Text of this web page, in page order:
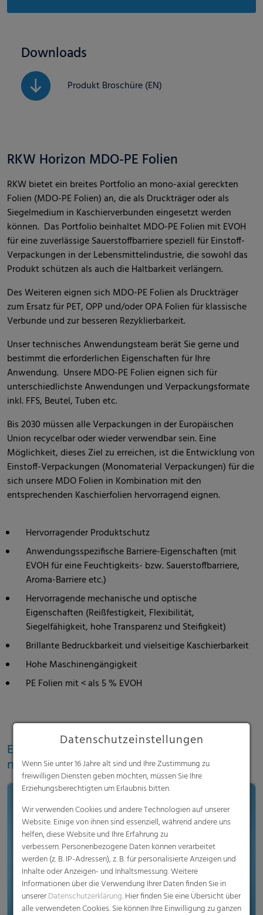
Downloads
Produkt Broschüre (EN)
RKW Horizon MDO-PE Folien
RKW bietet ein breites Portfolio an mono-axial gereckten
Folien (MDO-PE Folien) an, die als Druckträger oder als
Siegelmedium in Kaschierverbunden eingesetzt werden
können. Das Portfolio beinhaltet MDO-PE Folien mit EVOH
für eine zuverlässige Sauerstoffbarriere speziell für Einstoff-
Verpackungen in der Lebensmittelindustrie, die sowohl das
Produkt schützen als auch die Haltbarkeit verlängern.
Des Weiteren eignen sich MDO-PE Folien als Druckträger
zum Ersatz für PET, OPP und/oder OPA Folien für klassische
Verbunde und zur besseren Rezyklierbarkeit.
Unser technisches Anwendungsteam berät Sie gerne und
bestimmt die erforderlichen Eigenschaften für Ihre
Anwendung. Unsere MDO-PE Folien eignen sich für
unterschiedlichste Anwendungen und Verpackungsformate
inkl. FFS, Beutel, Tuben etc.
Bis 2030 müssen alle Verpackungen in der Europäischen
Union recycelbar oder wieder verwendbar sein. Eine
Möglichkeit, dieses Ziel zu erreichen, ist die Entwicklung von
Einstoff-Verpackungen (Monomaterial Verpackungen) für die
sich unsere MDO Folien in Kombination mit den
entsprechenden Kaschierfolien hervorragend eignen.
Hervorragender Produktschutz
Anwendungsspezifische Barriere-Eigenschaften (mit
EVOH für eine Feuchtigkeits- bzw. Sauerstoffbarriere,
Aroma-Barriere etc.)
Hervorragende mechanische und optische
Eigenschaften (Reißfestigkeit, Flexibilität,
Siegelfähigkeit, hohe Transparenz und Steifigkeit)
Brillante Bedruckbarkeit und vielseitige Kaschierbarkeit
Hohe Maschinengängigkeit
PE Folien mit < als 5 % EVOH
Erleben Sie die neue Dimension für
nachhaltige, flexible Verpackungen
Video laden & anschauen
Datenschutzeinstellungen
Wenn Sie unter 16 Jahre alt sind und Ihre Zustimmung zu
freiwilligen Diensten geben möchten, müssen Sie Ihre
Erziehungsberechtigten um Erlaubnis bitten.
Wir verwenden Cookies und andere Technologien auf unserer
Website. Einige von ihnen sind essenziell, während andere uns
helfen, diese Website und Ihre Erfahrung zu
verbessern. Personenbezogene Daten können verarbeitet
werden (z. B. IP-Adressen), z. B. für personalisierte Anzeigen und
Inhalte oder Anzeigen- und Inhaltsmessung. Weitere
Informationen über die Verwendung Ihrer Daten finden Sie in
unsererDatenschutzerklärung. Hier finden Sie eine Übersicht über
alle verwendeten Cookies. Sie können Ihre Einwilligung zu ganzen